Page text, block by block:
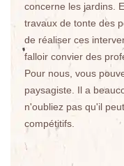
concerne les jardins.
travaux de tonte des
de réaliser ces
falloir convier des
Pour nous, vous
paysagiste. Il a
n'oubliez pas qu'il
compétitifs.